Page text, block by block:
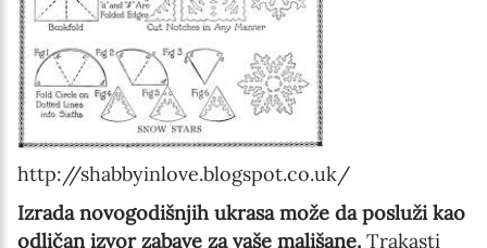
http://shabbyinlove.blogspot.co.uk/
Izrada novogodišnjih ukrasa može da posluži kao
odličan izvor zabave za vaše mališane. Trakasti